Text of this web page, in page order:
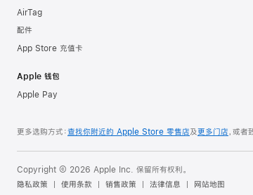
AirTag
配件
App Store 充值卡
Apple 钱包
Apple Pay
更多选购方式：查找你附近的 Apple Store 零售店及更多门店，或者
Copyright © 2026 Apple Inc. 保留所有权利。
隐私政策
使用条款 销售政策 法律信息 网站地图